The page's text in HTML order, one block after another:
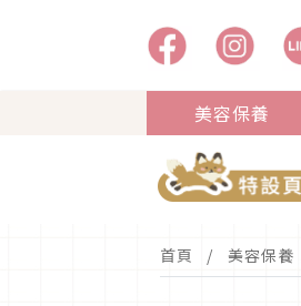
美容保養
首頁 美容保養